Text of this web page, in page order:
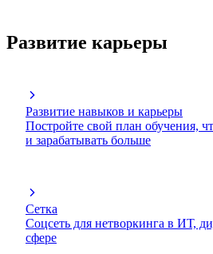
Развитие карьеры
Развитие навыков и карьеры
Постройте свой план обучения,
и зарабатывать больше
Сетка
Соцсеть для нетворкинга в ИТ,
сфере